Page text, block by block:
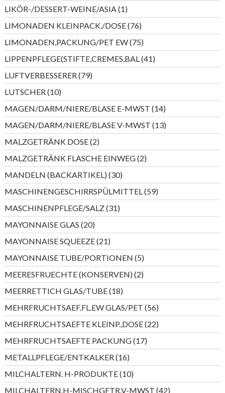
Produkte
LIKÖR-/DESSERT-WEINE/ASIA 11
Produkt
LIMONADEN KLEINPACK./DOSE 7676
Produkte
LIMONADEN,PACKUNG/PET EW 7575
Produkte
LIPPENPFLEGE(STIFTE,CREMES,BAL 4141
Produkte
LUFTVERBESSERER 7979
Produkte
LUTSCHER 1010
Produkte
MAGEN/DARM/NIERE/BLASE E-MWST 1414
Produkte
MAGEN/DARM/NIERE/BLASE V-MWST 1313
Produkte
MALZGETRÄNK DOSE 22
Produkte
MALZGETRÄNK FLASCHE EINWEG 22
Produkte
MANDELN (BACKARTIKEL) 3030
Produkte
MASCHINENGESCHIRRSPÜLMITTEL 5959
Produkte
MASCHINENPFLEGE/SALZ 3131
Produkte
MAYONNAISE GLAS 2020
Produkte
MAYONNAISE SQUEEZE 2121
Produkte
MAYONNAISE TUBE/PORTIONEN 55
Produkte
MEERESFRUECHTE (KONSERVEN) 22
Produkte
MEERRETTICH GLAS/TUBE 1818
Produkte
MEHRFRUCHTSAEF.FL.EW GLAS/PET 5656
Produkte
MEHRFRUCHTSAEFTE KLEINP.,DOSE 2222
Produkte
MEHRFRUCHTSAEFTE PACKUNG 1717
Produkte
METALLPFLEGE/ENTKALKER 1616
Produkte
MILCHALTERN. H-PRODUKTE 1010
Produkte
MILCHALTERN.H-MISCHGETR.V-MWST 4242